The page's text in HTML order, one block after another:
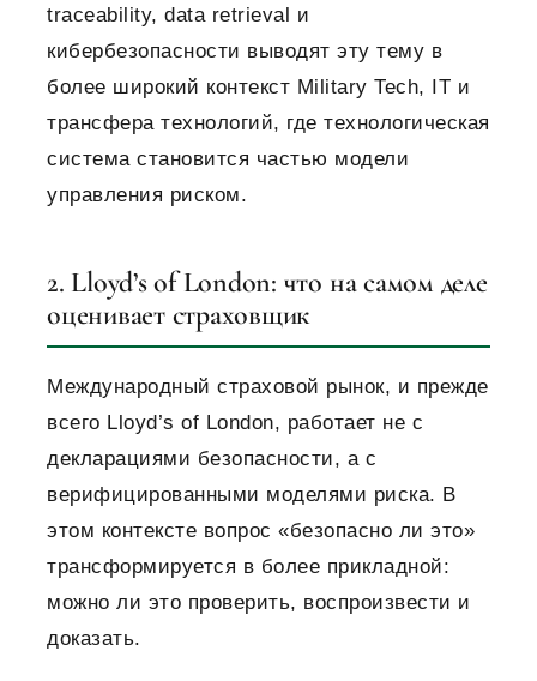
traceability, data retrieval и
кибербезопасности выводят эту тему в
более широкий контекст Military Tech, IT и
трансфера технологий, где технологическая
система становится частью модели
управления риском.
2. Lloyd’s of London: что на самом деле
оценивает страховщик
Международный страховой рынок, и прежде
всего Lloyd’s of London, работает не с
декларациями безопасности, а с
верифицированными моделями риска. В
этом контексте вопрос «безопасно ли это»
трансформируется в более прикладной:
можно ли это проверить, воспроизвести и
доказать.